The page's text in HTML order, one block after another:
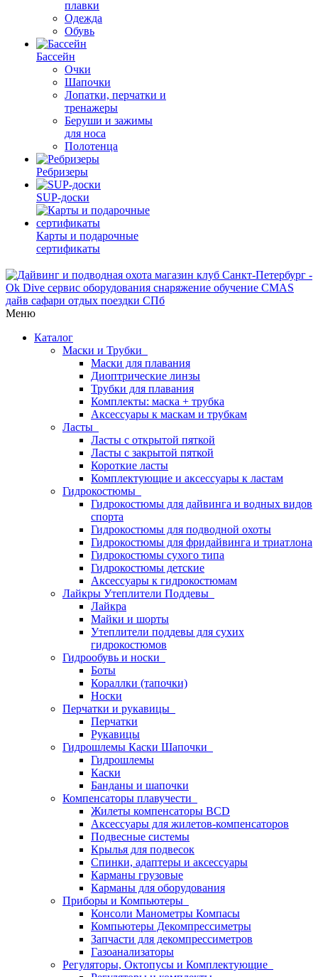
плавки
Одежда
Обувь
Бассейн
Очки
Шапочки
Лопатки, перчатки и
тренажеры
Беруши и зажимы
для носа
Полотенца
Ребризеры
SUP-доски
Карты и подарочные
сертификаты
Меню
Каталог
Маски и Трубки
Маски для плавания
Диоптрические линзы
Трубки для плавания
Комплекты: маска + трубка
Аксессуары к маскам и трубкам
Ласты
Ласты с открытой пяткой
Ласты с закрытой пяткой
Короткие ласты
Комплектующие и аксессуары к ластам
Гидрокостюмы
Гидрокостюмы для дайвинга и водных видов
спорта
Гидрокостюмы для подводной охоты
Гидрокостюмы для фридайвинга и триатлона
Гидрокостюмы сухого типа
Гидрокостюмы детские
Аксессуары к гидрокостюмам
Лайкры Утеплители Поддевы
Лайкра
Майки и шорты
Утеплители поддевы для сухих
гидрокостюмов
Гидрообувь и носки
Боты
Кораллки (тапочки)
Носки
Перчатки и рукавицы
Перчатки
Рукавицы
Гидрошлемы Каски Шапочки
Гидрошлемы
Каски
Банданы и шапочки
Компенсаторы плавучести
Жилеты компенсаторы BCD
Аксессуары для жилетов-компенсаторов
Подвесные системы
Крылья для подвесок
Спинки, адаптеры и аксессуары
Карманы грузовые
Карманы для оборудования
Приборы и Компьютеры
Консоли Манометры Компасы
Компьютеры Декомпрессиметры
Запчасти для декомпрессиметров
Газоанализаторы
Регуляторы, Октопусы и Комплектующие